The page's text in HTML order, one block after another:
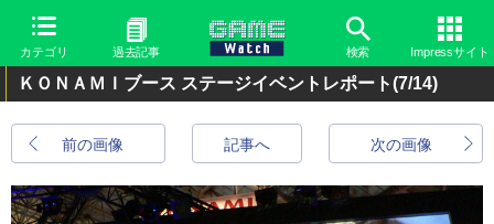
カテゴリ 過去記事 検索 Impressサイト
ＫＯＮＡＭＩブース ステージイベントレポート(7/14)
前の画像 次の画像
記事へ